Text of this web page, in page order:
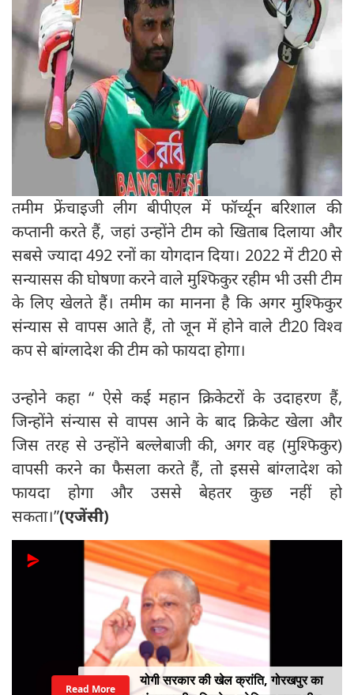
तमीम फ्रेंचाइजी लीग बीपीएल में फॉर्च्यून बरिशाल की
कप्तानी करते हैं, जहां उन्होंने टीम को खिताब दिलाया और
सबसे ज्यादा 492 रनों का योगदान दिया। 2022 में टी20 से
सन्यासस की घोषणा करने वाले मुश्फिकुर रहीम भी उसी टीम
के लिए खेलते हैं। तमीम का मानना ​​है कि अगर मुश्फिकुर
संन्यास से वापस आते हैं, तो जून में होने वाले टी20 विश्व
कप से बांग्लादेश की टीम को फायदा होगा।
उन्होने कहा “ ऐसे कई महान क्रिकेटरों के उदाहरण हैं,
जिन्होंने संन्यास से वापस आने के बाद क्रिकेट खेला और
जिस तरह से उन्होंने बल्लेबाजी की, अगर वह (मुश्फिकुर)
वापसी करने का फैसला करते हैं, तो इससे बांग्लादेश को
फायदा होगा और उससे बेहतर कुछ नहीं हो
सकता।”(एजेंसी)
योगी सरकार की खेल क्रांति, गोरखपुर का
Read More